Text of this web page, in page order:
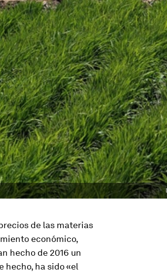
de las materias
económico,
hecho de 2016 un
hecho, ha sido «el